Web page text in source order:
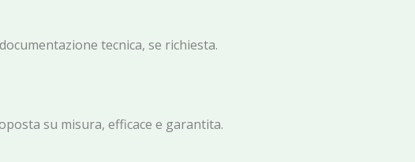
tecnica, se richiesta.
su misura, efficace e garantita.